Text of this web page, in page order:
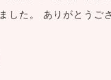
した。 ありがとうご